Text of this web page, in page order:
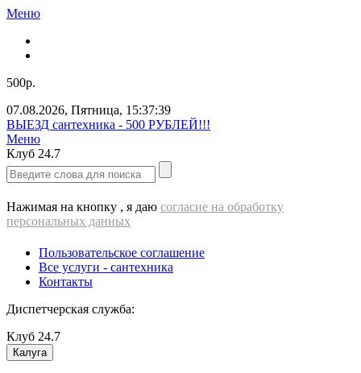
Меню
500р.
07.08.2026, Пятница, 15:37:40
ВЫЕЗД cантехника - 500 РУБЛЕЙ!!!
Меню
Клуб 24.7
Нажимая на кнопку , я даю согласие на обработку
персональных данных
Пользовательское соглашение
Все услуги - cантехника
Контакты
Диспетчерская служба:
Клуб 24.7
Калуга